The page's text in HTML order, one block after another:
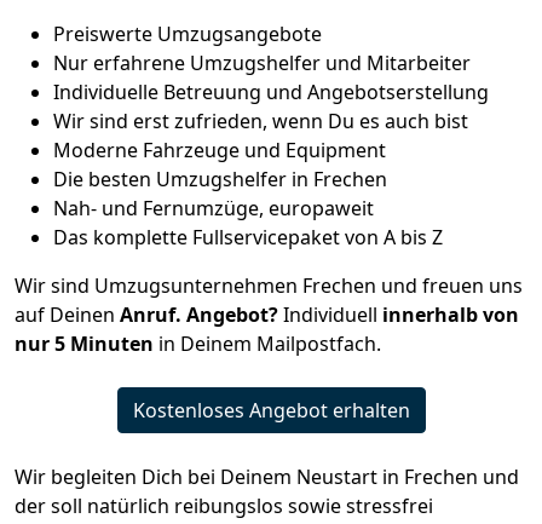
Preiswerte Umzugsangebote
Nur erfahrene Umzugshelfer und Mitarbeiter
Individuelle Betreuung und Angebotserstellung
Wir sind erst zufrieden, wenn Du es auch bist
Moderne Fahrzeuge und Equipment
Die besten Umzugshelfer in Frechen
Nah- und Fernumzüge, europaweit
Das komplette Fullservicepaket von A bis Z
Wir sind Umzugsunternehmen Frechen und freuen uns
auf Deinen Anruf. Angebot?Individuell innerhalb von
nur 5 Minuten in Deinem Mailpostfach.
Kostenloses Angebot erhalten
Wir begleiten Dich bei Deinem Neustart in Frechen und
der soll natürlich reibungslos sowie stressfrei